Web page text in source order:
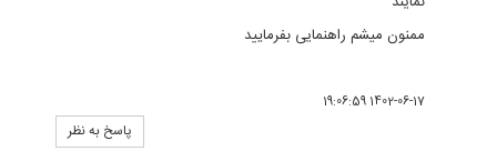
ممنون میشم راهنمایی بفرمایید
1402-06-17 19:06:59
پاسخ به نظر